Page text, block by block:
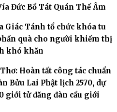
Đức Bồ Tát Quán Thế Âm
Giác Tánh tổ chức khóa tu
quà cho người khiếm thị
khó khăn
Hoàn tất công tác chuẩn
Bửu Lai Phật lịch 2570, dự
giới tử đăng đàn cầu giới